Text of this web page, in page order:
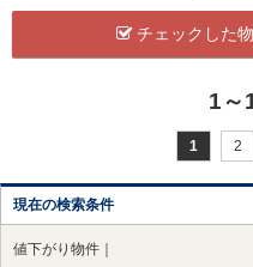
チェックした
1～
1 2
現在の検索条件
値下がり物件｜